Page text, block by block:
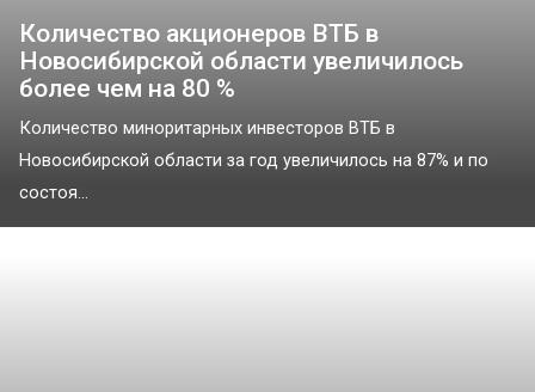
Количество акционеров ВТБ в
Новосибирской области увеличилось
более чем на 80 %
Количество миноритарных инвесторов ВТБ в
Новосибирской области за год увеличилось на 87% и по
состоя...